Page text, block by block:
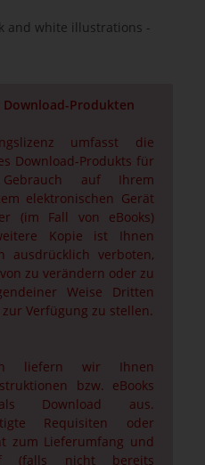
and white illustrations -
Produkten
umfasst die
Download-Produkts für
auf Ihrem
elektronischen Gerät
(im Fall von eBooks)
Kopie ist Ihnen
ausdrücklich verboten,
zu verändern oder zu
Weise Dritten
Verfügung zu stellen.
liefern wir Ihnen
bzw. eBooks
Download aus.
Requisiten oder
zum Lieferumfang und
(falls nicht bereits